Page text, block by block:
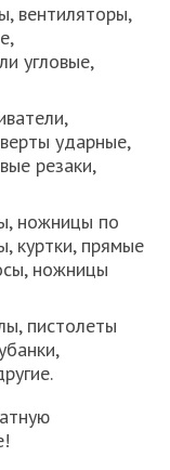
вентиляторы,
угловые,
ударные,
резаки,
ножницы по
куртки, прямые
ножницы
пистолеты